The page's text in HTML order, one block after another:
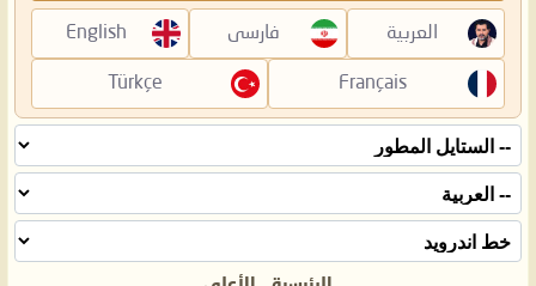
العربية فارسی English
Français
Türkçe